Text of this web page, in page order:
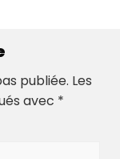
publiée. Les
avec *